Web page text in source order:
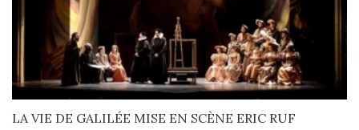
LA VIE DE GALILÉE MISE EN SCÈNE ERIC RUF